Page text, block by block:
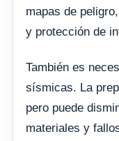
mapas de
y protección de
También es
sísmicas. La
pero puede
materiales y